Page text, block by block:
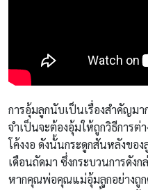
การอุ้มลูกนับเป็นเรื่องสำคัญม
จำเป็นจะต้องอุ้มให้ถูกวิธีการต่
โค้งงอ ดังนั้นกระดูกสันหลังขอ
เดือนถัดมา ซึ่งกระบวนการดัง
หากคุณพ่อคุณแม่อุ้มลูกอย่างถูก